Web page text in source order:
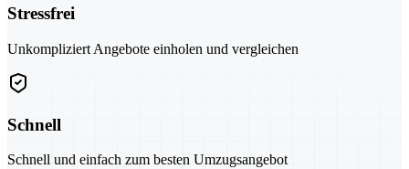
Stressfrei
Unkompliziert Angebote einholen und vergleichen
Schnell
Schnell und einfach zum besten Umzugsangebot